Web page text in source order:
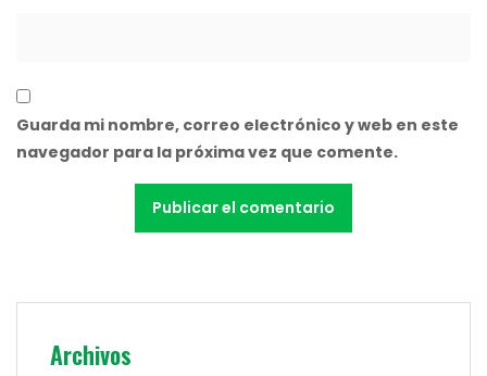
Guarda mi nombre, correo electrónico y web en este
navegador para la próxima vez que comente.
Archivos